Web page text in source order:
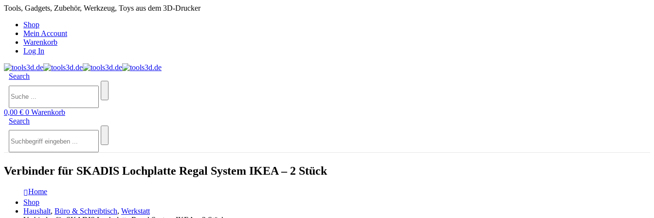
Tools, Gadgets, Zubehör, Werkzeug, Toys aus dem 3D-Drucker
Shop
Mein Account
Warenkorb
Log In
Search
0,00 € 0 Warenkorb
Search
Verbinder für SKADIS Lochplatte Regal System IKEA – 2 Stück
Home
Shop
Haushalt, Büro & Schreibtisch, Werkstatt